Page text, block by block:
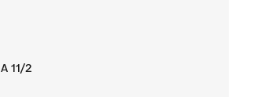
A 11/2